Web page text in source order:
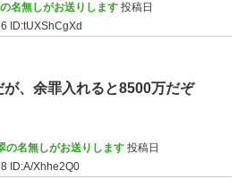
名無しがお送りします 投稿日
ID:tUXShCgXd
、余罪入れると8500万だぞ
の名無しがお送りします 投稿日
ID:A/Xhhe2Q0